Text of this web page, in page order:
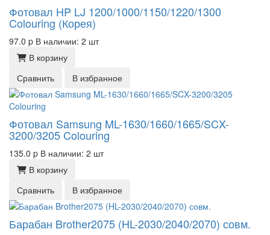
Фотовал HP LJ 1200/1000/1150/1220/1300
Colouring (Корея)
97.0 p В наличии: 2 шт
В корзину
Сравнить
В избранное
Фотовал Samsung ML-1630/1660/1665/SCX-
3200/3205 Colouring
135.0 p В наличии: 2 шт
В корзину
Сравнить
В избранное
Барабан Brother2075 (HL-2030/2040/2070) совм.